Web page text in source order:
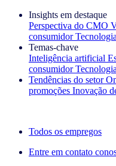
Insights em destaque
Perspectiva do CMO
consumidor
Temas‑chave
Inteligência artificial
consumidor
Tendências do setor
promoções Inovação
Todos os empregos
Entre em contato